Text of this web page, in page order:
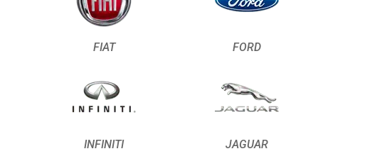
FIAT FORD
INFINITI JAGUAR